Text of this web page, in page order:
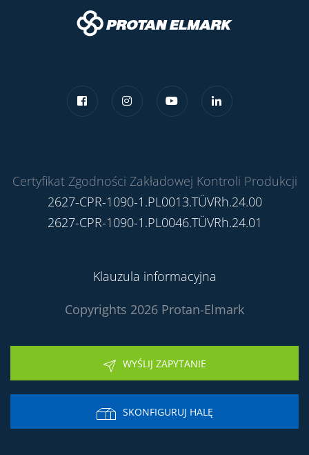
Certyfikat Zgodności Zakładowej Kontroli Produkcji
2627-CPR-1090-1.PL0013.TÜVRh.24.00
2627-CPR-1090-1.PL0046.TÜVRh.24.01
Klauzula informacyjna
Copyrights 2026 Protan-Elmark
WYŚLIJ ZAPYTANIE
SKONFIGURUJ HALĘ